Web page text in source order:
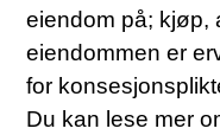
eiendom på; kjøp,
eiendommen er
for
Du kan lese mer